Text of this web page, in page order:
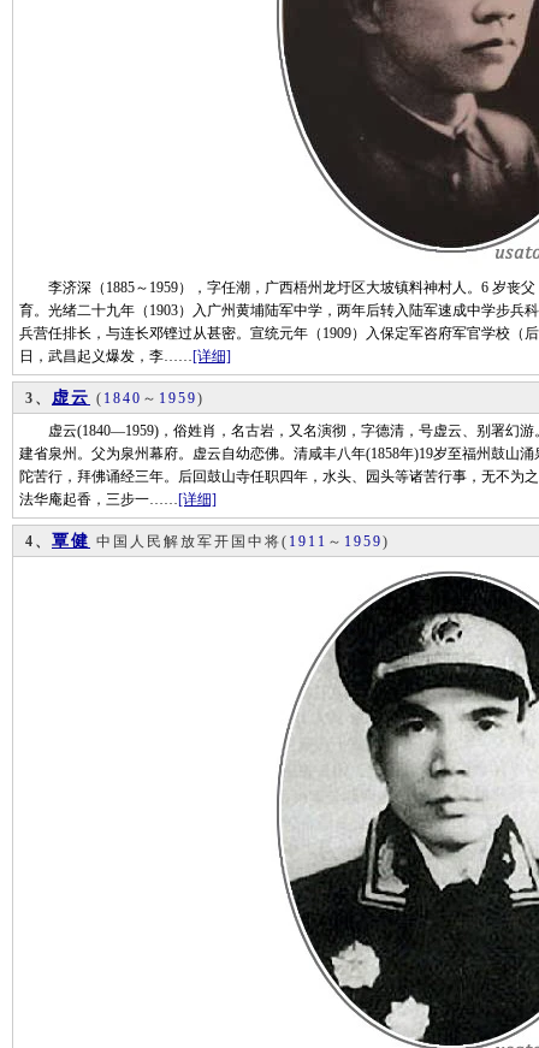
李济深（1885～1959），字任潮，广西梧州龙圩区大坡镇料神村人。6 岁丧
育。光绪二十九年（1903）入广州黄埔陆军中学，两年后转入陆军速成中学步兵
兵营任排长，与连长邓铿过从甚密。宣统元年（1909）入保定军咨府军官学校（
日，武昌起义爆发，李……[详细]
3、 虚云 ( 1840 ～ 1959)
虚云(1840—1959)，俗姓肖，名古岩，又名演彻，字德清，号虚云、别署幻游
建省泉州。父为泉州幕府。虚云自幼恋佛。清咸丰八年(1858年)19岁至福州鼓山
陀苦行，拜佛诵经三年。后回鼓山寺任职四年，水头、园头等诸苦行事，无不为
法华庵起香，三步一……[详细]
4、 覃健 中国人民解放军开国中将( 1911 ～ 1959)